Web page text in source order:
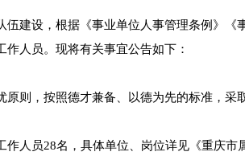
伍建设，根据《事业单位人事管理条例》
人员。现将有关事宜公告如下：
原则，按照德才兼备、以德为先的标准，采
作人员28名，具体单位、岗位详见《重庆